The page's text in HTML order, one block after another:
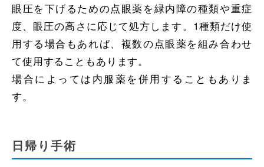
眼圧を下げるための点眼薬を緑内障の種類や重症
度、眼圧の高さに応じて処方します。1種類だけ使
用する場合もあれば、複数の点眼薬を組み合わせ
て使用することもあります。
場合によっては内服薬を併用することもありま
す。
日帰り手術